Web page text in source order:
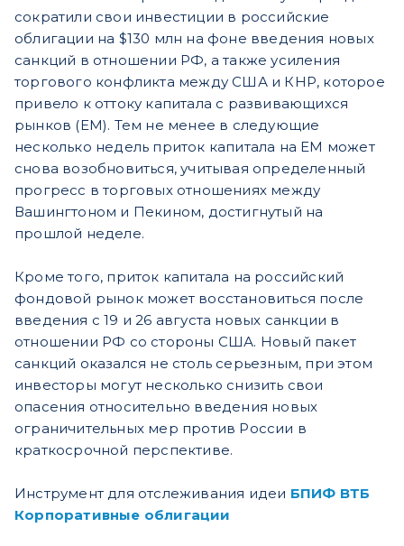
сократили свои инвестиции в российские
облигации на $130 млн на фоне введения новых
санкций в отношении РФ, а также усиления
торгового конфликта между США и КНР, которое
привело к оттоку капитала с развивающихся
рынков (EM). Тем не менее в следующие
несколько недель приток капитала на EM может
снова возобновиться, учитывая определенный
прогресс в торговых отношениях между
Вашингтоном и Пекином, достигнутый на
прошлой неделе.
Кроме того, приток капитала на российский
фондовой рынок может восстановиться после
введения с 19 и 26 августа новых санкции в
отношении РФ со стороны США. Новый пакет
санкций оказался не столь серьезным, при этом
инвесторы могут несколько снизить свои
опасения относительно введения новых
ограничительных мер против России в
краткосрочной перспективе.
Инструмент для отслеживания идеи БПИФ ВТБ
Корпоративные облигации